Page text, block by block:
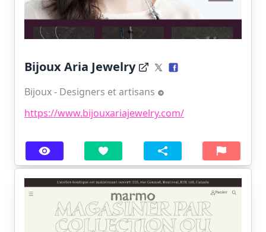
Bijoux Aria Jewelry
Bijoux - Designers et artisans
https://www.bijouxariajewelry.com/